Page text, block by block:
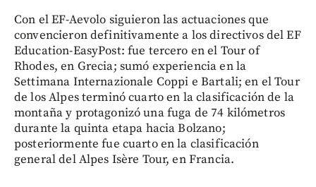
Con el EF-Aevolo siguieron las actuaciones que
convencieron definitivamente a los directivos del EF
Education-EasyPost: fue tercero en el Tour of
Rhodes, en Grecia; sumó experiencia en la
Settimana Internazionale Coppi e Bartali; en el Tour
de los Alpes terminó cuarto en la clasificación de la
montaña y protagonizó una fuga de 74 kilómetros
durante la quinta etapa hacia Bolzano;
posteriormente fue cuarto en la clasificación
general del Alpes Isère Tour, en Francia.